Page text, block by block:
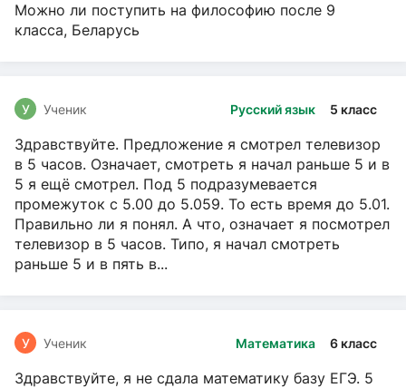
Можно ли поступить на философию после 9
класса, Беларусь
Русский язык 5 класс
У Ученик
Здравствуйте. Предложение я смотрел телевизор
в 5 часов. Означает, смотреть я начал раньше 5 и в
5 я ещё смотрел. Под 5 подразумевается
промежуток с 5.00 до 5.059. То есть время до 5.01.
Правильно ли я понял. А что, означает я посмотрел
телевизор в 5 часов. Типо, я начал смотреть
раньше 5 и в пять в...
Математика 6 класс
У Ученик
Здравствуйте, я не сдала математику базу ЕГЭ. 5